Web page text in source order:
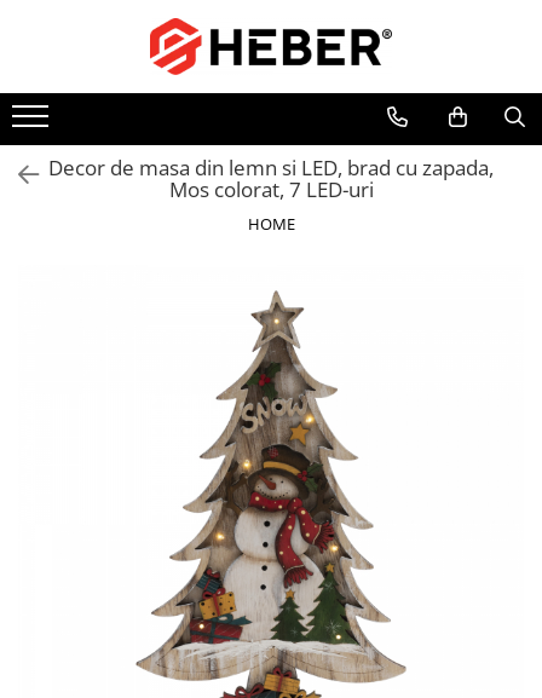
Toate Produsele
Mixere cu bol
Aer conditionat
Friteuze cu aer cald
Hidrofor cu pompa submersibila
Pompe de stropit electrice
Pompe de stropit manuale
Mori electrice cereale
Decor de masa din lemn si LED, brad cu zapada,
Mos colorat, 7 LED-uri
HOME